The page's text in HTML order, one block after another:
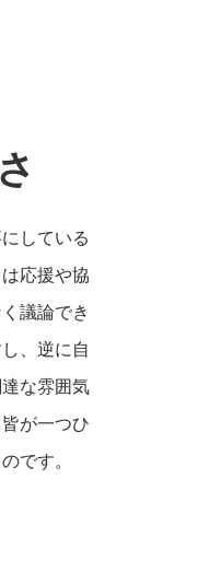
している
応援や協
議論でき
、逆に自
な雰囲気
が一つひ
です。